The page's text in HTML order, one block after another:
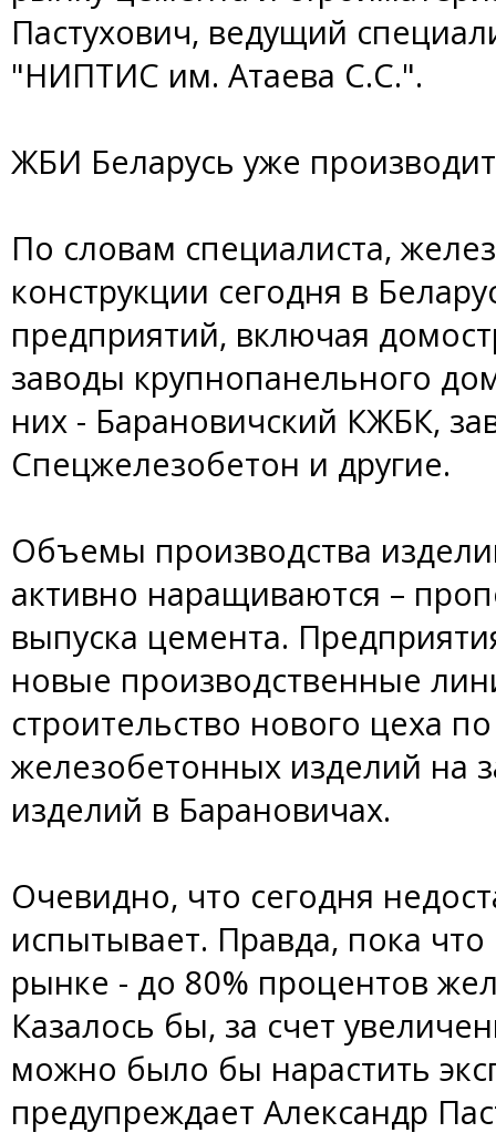
Пастухович, ведущий
"НИПТИС им. Атаева С.С.".
ЖБИ Беларусь уже производит
По словам специалиста,
конструкции сегодня в
предприятий, включая
заводы крупнопанельного
них - Барановичский КЖБК,
Спецжелезобетон и другие.
Объемы производства
активно наращиваются –
выпуска цемента.
новые производственные
строительство нового цеха
железобетонных изделий на
изделий в Барановичах.
Очевидно, что сегодня
испытывает. Правда, пока
рынке - до 80% процентов
Казалось бы, за счет
можно было бы нарастить
предупреждает Александр